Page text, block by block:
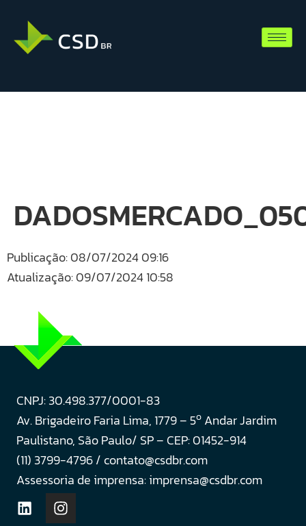
Publicação: 08/07/2024 09:16
Atualização: 09/07/2024 10:58
CNPJ: 30.498.377/0001-83
Av. Brigadeiro Faria Lima, 1779 – 5o Andar Jardim
Paulistano, São Paulo/ SP – CEP: 01452-914
(11) 3799-4796 / contato@csdbr.com
Assessoria de imprensa: imprensa@csdbr.com